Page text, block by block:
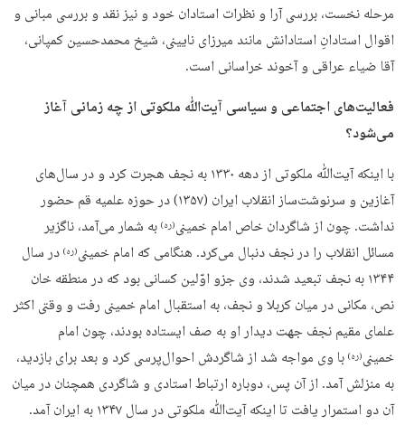
مرحله نخست، بررسی آرا و نظرات استادان خود و نیز نقد و بررسی مبانی و
اقوال استادانِ استادانش مانند میرزای نایینی، شیخ محمدحسین کمپانی،
آقا ضیاء عراقی و آخوند خراسانی است.
فعالیت‌های اجتماعی و سیاسی آیت‌ﷲ ملکوتی از چه زمانی آغاز
می‌شود؟
با اینکه آیت‌ﷲ ملکوتی از دهه ۱۳۳۰ به نجف هجرت کرد و در سال‌های
آغازین و سرنوشت‌ساز انقلاب ایران (۱۳۵۷) در حوزه علمیه قم حضور
نداشت. چون از شاگردان خاص امام خمینی(ره) به شمار می‌آمد، ناگزیر
مسائل انقلاب را در نجف دنبال می‌کرد. هنگامی که امام خمینی(ره) در سال
۱۳۴۴ به نجف تبعید شدند، وی جزو اوّلین کسانی بود که در منطقه خان
نص، مکانی در میان کربلا و نجف، به استقبال امام خمینی رفت و وقتی اکثر
علمای مقیم نجف جهت دیدار او به صف ایستاده بودند، چون امام
خمینی(ره) با وی مواجه شد از شاگردش احوال‌پرسی کرد و بعد برای بازدید،
به منزلش آمد. از آن پس، دوباره ارتباط استادی و شاگردی همچنان در میان
آن دو استمرار یافت تا اینکه آیت‌ﷲ ملکوتی در سال ۱۳۴۷ به ایران آمد.